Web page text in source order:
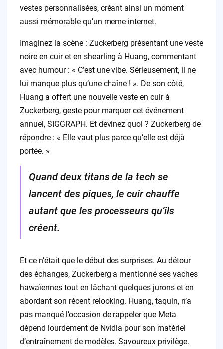
vestes personnalisées, créant ainsi un moment
aussi mémorable qu’un meme internet.
Imaginez la scène : Zuckerberg présentant une veste
noire en cuir et en shearling à Huang, commentant
avec humour : « C’est une vibe. Sérieusement, il ne
lui manque plus qu’une chaîne ! ». De son côté,
Huang a offert une nouvelle veste en cuir à
Zuckerberg, geste pour marquer cet événement
annuel, SIGGRAPH. Et devinez quoi ? Zuckerberg de
répondre : « Elle vaut plus parce qu’elle est déjà
portée. »
Quand deux titans de la tech se
lancent des piques, le cuir chauffe
autant que les processeurs qu’ils
créent.
Et ce n’était que le début des surprises. Au détour
des échanges, Zuckerberg a mentionné ses vaches
hawaïennes tout en lâchant quelques jurons et en
abordant son récent relooking. Huang, taquin, n’a
pas manqué l’occasion de rappeler que Meta
dépend lourdement de Nvidia pour son matériel
d’entraînement de modèles. Savoureux privilège.